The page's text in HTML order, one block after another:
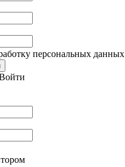
персональных данных